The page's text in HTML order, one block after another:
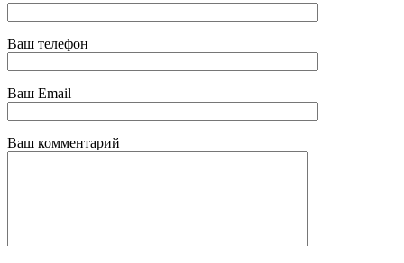
Ваш телефон
Ваш Email
Ваш комментарий